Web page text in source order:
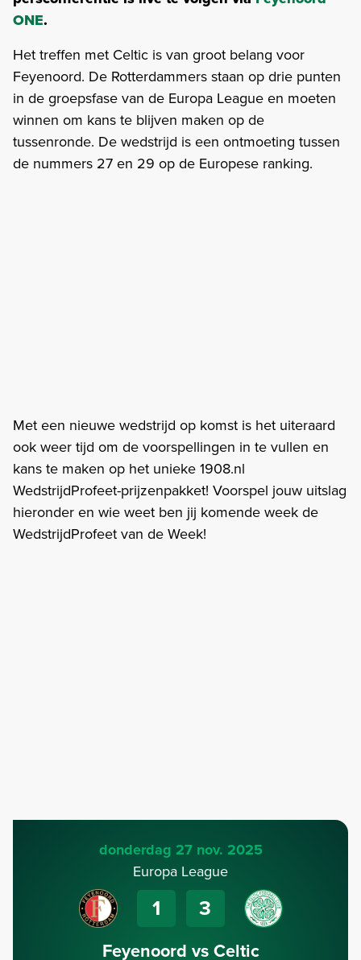
ONE.
Het treffen met Celtic is van groot belang voor
Feyenoord. De Rotterdammers staan op drie punten
in de groepsfase van de Europa League en moeten
winnen om kans te blijven maken op de
tussenronde. De wedstrijd is een ontmoeting tussen
de nummers 27 en 29 op de Europese ranking.
Met een nieuwe wedstrijd op komst is het uiteraard
ook weer tijd om de voorspellingen in te vullen en
kans te maken op het unieke 1908.nl
WedstrijdProfeet-prijzenpakket! Voorspel jouw uitslag
hieronder en wie weet ben jij komende week de
WedstrijdProfeet van de Week!
donderdag 27 nov. 2025
Europa League
1 3
Feyenoord vs Celtic